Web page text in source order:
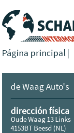
Página principal |
de Waag Auto's
dirección física
Oude Waag 13 Links
4153BT Beesd (NL)